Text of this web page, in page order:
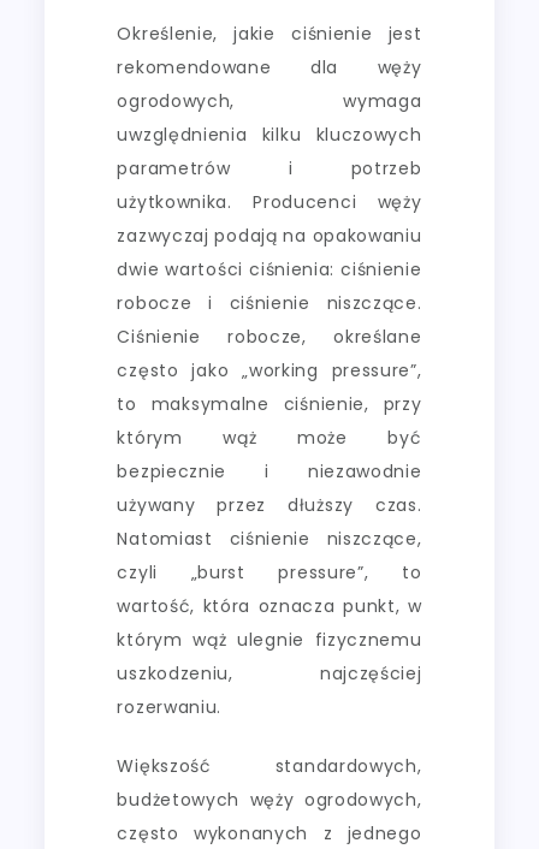
Określenie, jakie ciśnienie jest
rekomendowane dla węży
ogrodowych, wymaga
uwzględnienia kilku kluczowych
parametrów i potrzeb
użytkownika. Producenci węży
zazwyczaj podają na opakowaniu
dwie wartości ciśnienia: ciśnienie
robocze i ciśnienie niszczące.
Ciśnienie robocze, określane
często jako „working pressure”,
to maksymalne ciśnienie, przy
którym wąż może być
bezpiecznie i niezawodnie
używany przez dłuższy czas.
Natomiast ciśnienie niszczące,
czyli „burst pressure”, to
wartość, która oznacza punkt, w
którym wąż ulegnie fizycznemu
uszkodzeniu, najczęściej
rozerwaniu.
Większość standardowych,
budżetowych węży ogrodowych,
często wykonanych z jednego